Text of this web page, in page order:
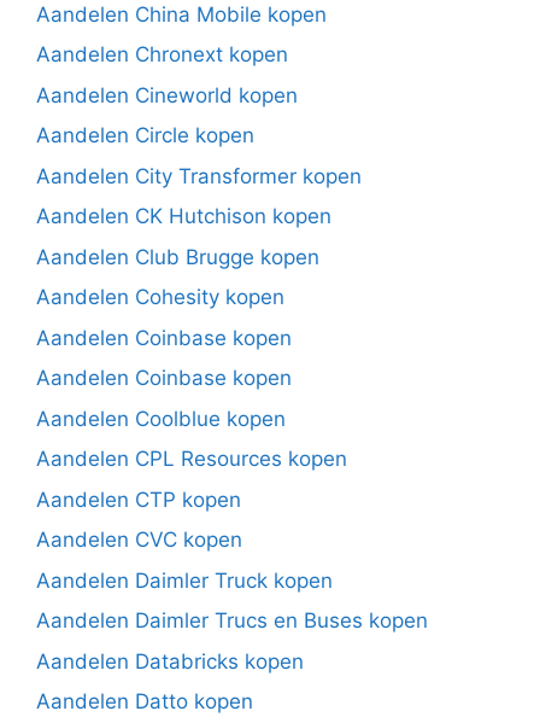
Aandelen China Mobile kopen
Aandelen Chronext kopen
Aandelen Cineworld kopen
Aandelen Circle kopen
Aandelen City Transformer kopen
Aandelen CK Hutchison kopen
Aandelen Club Brugge kopen
Aandelen Cohesity kopen
Aandelen Coinbase kopen
Aandelen Coinbase kopen
Aandelen Coolblue kopen
Aandelen CPL Resources kopen
Aandelen CTP kopen
Aandelen CVC kopen
Aandelen Daimler Truck kopen
Aandelen Daimler Trucs en Buses kopen
Aandelen Databricks kopen
Aandelen Datto kopen